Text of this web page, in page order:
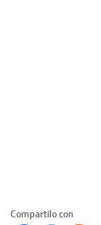
Compartilo con